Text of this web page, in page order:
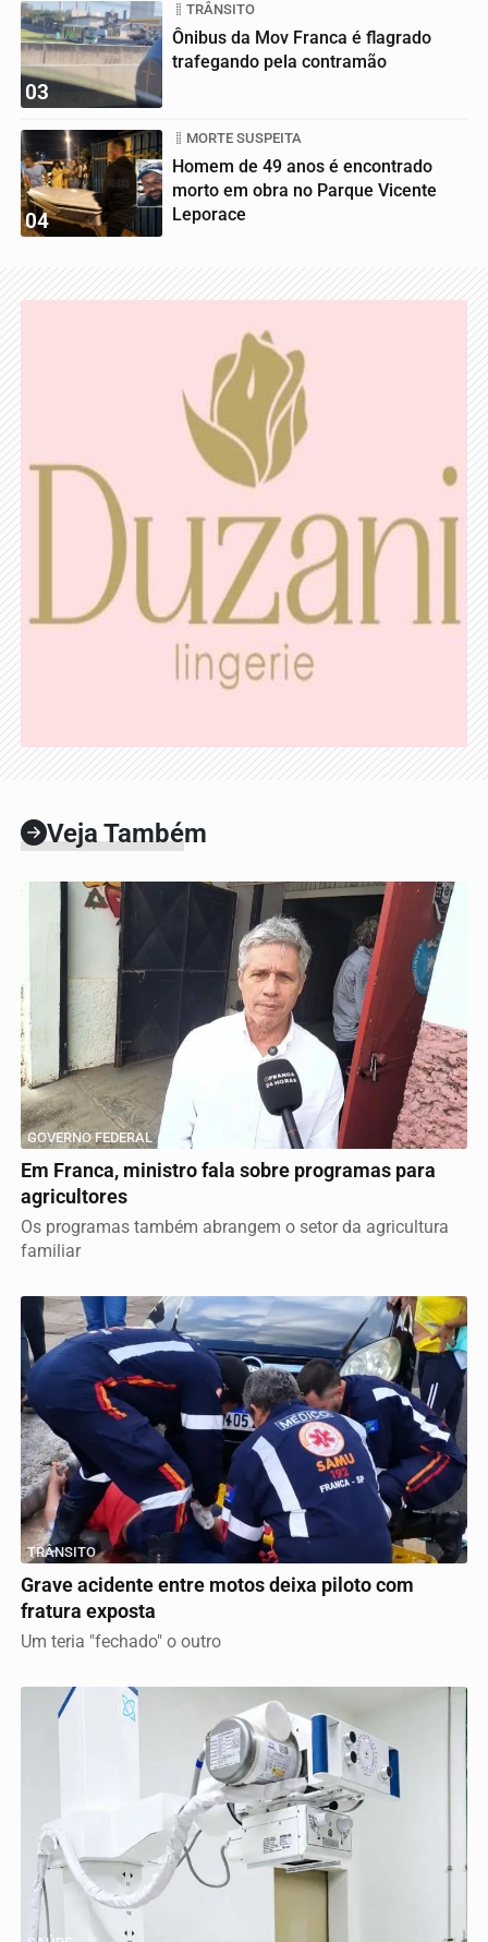
03
TRÂNSITO
Ônibus da Mov Franca é flagrado
trafegando pela contramão
04
MORTE SUSPEITA
Homem de 49 anos é encontrado
morto em obra no Parque Vicente
Leporace
Veja Também
GOVERNO FEDERAL
Em Franca, ministro fala sobre programas para
agricultores
Os programas também abrangem o setor da agricultura
familiar
TRÂNSITO
Grave acidente entre motos deixa piloto com
fratura exposta
Um teria "fechado" o outro